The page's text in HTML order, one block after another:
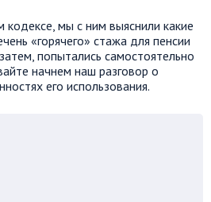
мы с ним выяснили какие
«горячего» стажа для пенсии
попытались самостоятельно
начнем наш разговор о
его использования.